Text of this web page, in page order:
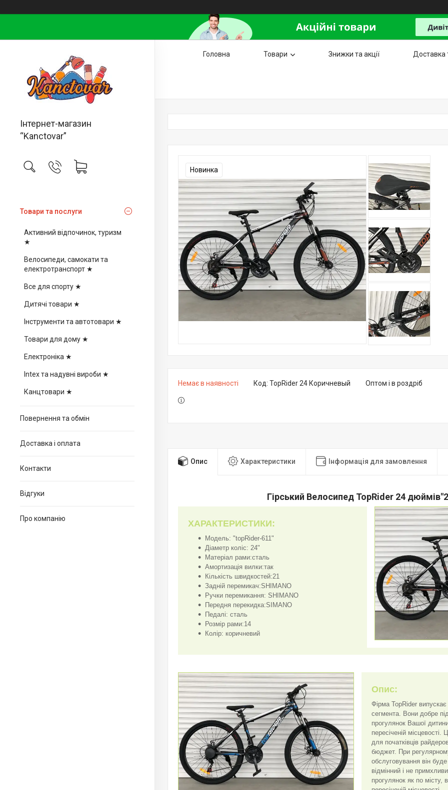
Інтернет-магазин
“Kanctovar”
Товари та послуги
Активний відпочинок, туризм
★
Велосипеди, самокати та
електротранспорт ★
Все для спорту ★
Дитячі товари ★
Інструменти та автотовари ★
Товари для дому ★
Електроніка ★
Intex та надувні вироби ★
Канцтовари ★
Повернення та обмін
Доставка і оплата
Контакти
Відгуки
Про компанію
Головна Товари Знижки та акції Доставка
Новинка
Немає в наявності Оптом і в роздріб
Код: TopRider 24 Коричневый
Опис Характеристики Інформація для замовлення
Гірський Велосипед TopRider 24
ХАРАКТЕРИСТИКИ:
Модель: "topRider-611"
Діаметр коліс: 24"
Матеріал рами:сталь
Амортизація вилки:так
Кількість швидкостей:21
Задній перемикач:SHIMANO
Ручки перемикання: SHIMANO
Передня перекидка:SIMANO
Педалі: сталь
Розмір рами:14
Колір: коричневий
Опис:
Фірма TopRider
сегмента. Вони добре
прогулянок Вашої
пересіченій місцевості.
для початківців
бюджет. При
обслуговування він
відмінний і не
прогулянок як по місту,